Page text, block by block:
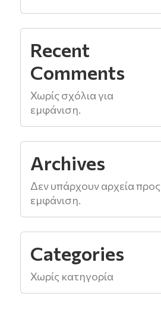
Recent
Comments
Χωρίς σχόλια για
εμφάνιση.
Archives
Δεν υπάρχουν αρχεία προς
εμφάνιση.
Categories
Χωρίς κατηγορία